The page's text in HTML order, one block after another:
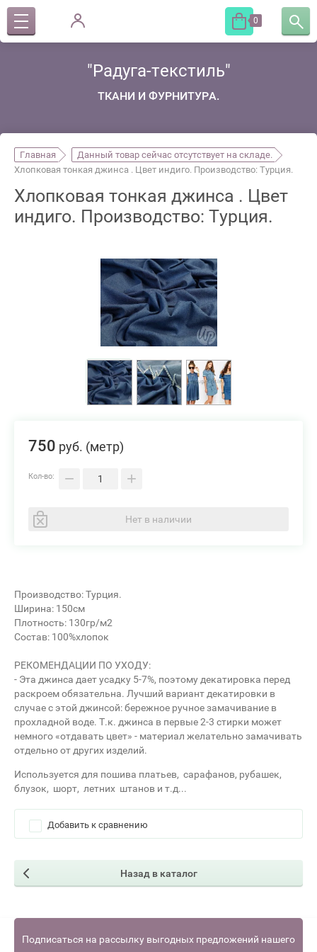
0
"Радуга-текстиль"
ТКАНИ И ФУРНИТУРА.
Главная
Данный товар сейчас отсутствует на складе.
Хлопковая тонкая джинса . Цвет индиго. Производство: Турция.
Хлопковая тонкая джинса . Цвет
индиго. Производство: Турция.
750 руб. (метр)
Кол-во: − +
Нет в наличии
Производство: Турция.
Ширина: 150см
Плотность: 130гр/м2
Состав: 100%хлопок
РЕКОМЕНДАЦИИ ПО УХОДУ:
- Эта джинса дает усадку 5-7%, поэтому декатировка перед
раскроем обязательна. Лучший вариант декатировки в
случае с этой джинсой: бережное ручное замачивание в
прохладной воде. Т.к. джинса в первые 2-3 стирки может
немного «отдавать цвет» - материал желательно замачивать
отдельно от других изделий.
Используется для пошива платьев, сарафанов, рубашек,
блузок, шорт, летних штанов и т.д...
Добавить к сравнению
Назад в каталог
Подписаться на рассылку выгодных предложений нашего